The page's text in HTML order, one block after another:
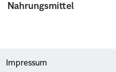
Nahrungsmittel
Impressum